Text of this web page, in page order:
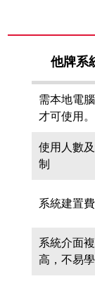
他牌系
需本地電腦
才可使用。
使用人數
制
系統建置
系統介面
高，不易